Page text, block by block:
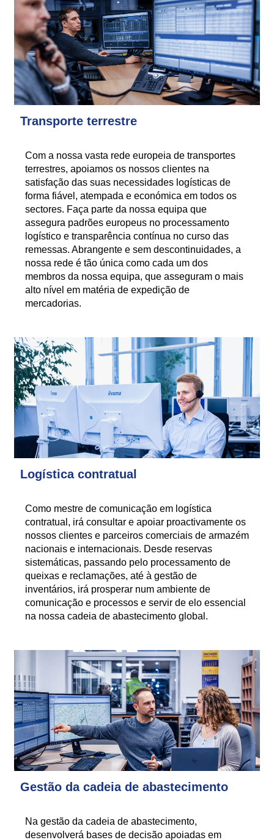
Transporte terrestre
Com a nossa vasta rede europeia de transportes
terrestres, apoiamos os nossos clientes na
satisfação das suas necessidades logísticas de
forma fiável, atempada e económica em todos os
sectores. Faça parte da nossa equipa que
assegura padrões europeus no processamento
logístico e transparência contínua no curso das
remessas. Abrangente e sem descontinuidades, a
nossa rede é tão única como cada um dos
membros da nossa equipa, que asseguram o mais
alto nível em matéria de expedição de
mercadorias.
Logística contratual
Como mestre de comunicação em logística
contratual, irá consultar e apoiar proactivamente os
nossos clientes e parceiros comerciais de armazém
nacionais e internacionais. Desde reservas
sistemáticas, passando pelo processamento de
queixas e reclamações, até à gestão de
inventários, irá prosperar num ambiente de
comunicação e processos e servir de elo essencial
na nossa cadeia de abastecimento global.
Gestão da cadeia de abastecimento
Na gestão da cadeia de abastecimento,
desenvolverá bases de decisão apoiadas em